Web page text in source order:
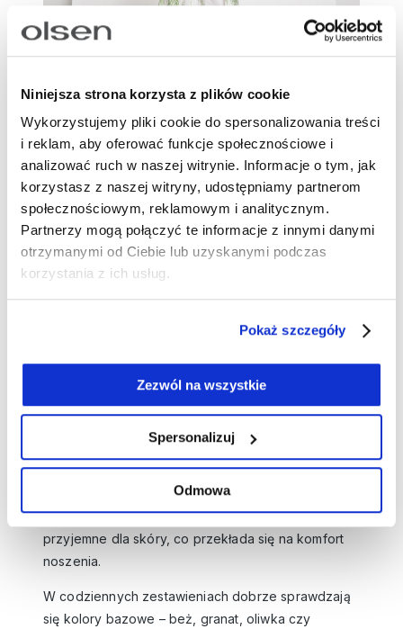
Niniejsza strona korzysta z plików cookie
Wykorzystujemy pliki cookie do spersonalizowania treści
i reklam, aby oferować funkcje społecznościowe i
analizować ruch w naszej witrynie. Informacje o tym, jak
korzystasz z naszej witryny, udostępniamy partnerom
społecznościowym, reklamowym i analitycznym.
Partnerzy mogą połączyć te informacje z innymi danymi
otrzymanymi od Ciebie lub uzyskanymi podczas
korzystania z ich usług.
Pokaż szczegóły
Zezwól na wszystkie
Spersonalizuj
Odmowa
Najlepsze sukienki na co dzień plus
size – fasony, tkaniny, kolory
zwrócić uwagę na kilka istotnych kwestii, zwłaszcza
sprawdzają się modele o luźniejszym kroju, np.
odcinane pod biustem, kopertowe czy trapezowe,
ruchów. Jeśli zastanawiasz się, jaka sukienka plus
size będzie najlepszym wyborem na lato lub
– postaw na tkaniny naturalne, takie jak
bawełna czy wiskoza. Są przewiewne, miękkie i
przyjemne dla skóry, co przekłada się na komfort
noszenia.
W codziennych zestawieniach dobrze sprawdzają
się kolory bazowe – beż, granat, oliwka czy